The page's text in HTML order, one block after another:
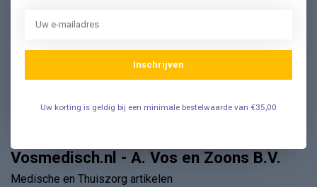
Veelgestelde Vragen
Vosmedisch.nl - A. Vos en Zoons B.V.
Medische en Thuiszorg artikelen
Inschrijven
Uw korting is geldig bij een minimale bestelwaarde van €35,00